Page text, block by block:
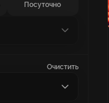
Посуточно
Очистить